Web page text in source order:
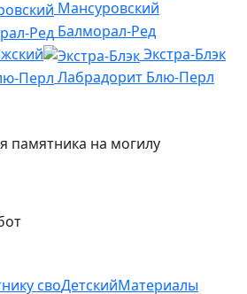
Мансуровский
Балморал-Ред
Экстра-Блэк
Лабрадорит Блю-Перл
своДетскийМатериалы